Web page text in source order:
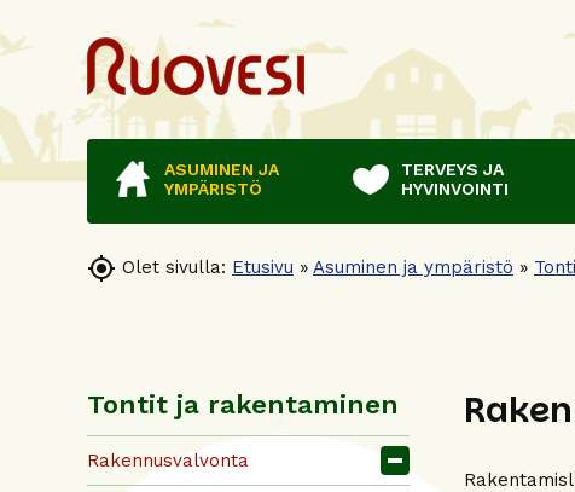
ASUMINEN JA
YMPÄRISTÖ
TERVEYS JA
HYVINVOINTI
 Olet sivulla: Etusivu » Asuminen ja ympäristö »
Tontit ja rakentaminen
Rakennusvalvonta